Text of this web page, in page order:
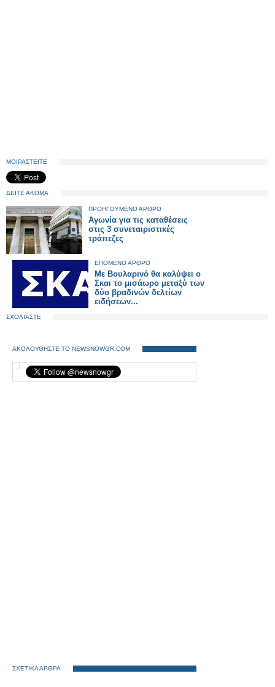
ΜΟΙΡΑΣΤΕΙΤΕ
ΔΕΙΤΕ ΑΚΟΜΑ
ΠΡΟΗΓΟΥΜΕΝΟ ΑΡΘΡΟ
Αγωνία για τις καταθέσεις
στις 3 συνεταιριστικές
τράπεζες
ΕΠΟΜΕΝΟ ΑΡΘΡΟ
Με Βουλαρινό θα καλύψει ο
Σκαι το μισάωρο μεταξύ των
δύο βραδινών δελτίων
ειδήσεων...
ΣΧΟΛΙΑΣΤΕ
ΑΚΟΛΟΥΘΗΣΤΕ ΤΟ NEWSNOWGR.COM
ΣΧΕΤΙΚΑ ΑΡΘΡΑ